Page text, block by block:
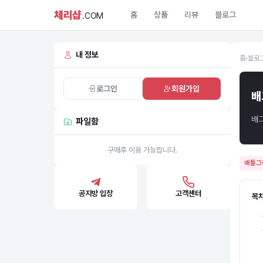
체리샵.COM 홈 상품 리뷰 블로그
내 정보
로그인 회원가입
파일함
구매후 이용 가능합니다.
공지방 입장 고객센터
홈›블로
배
배틀
목